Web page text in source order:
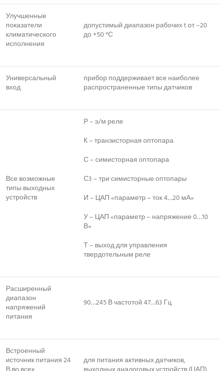
Улучшенные
показатели
климатического
исполнения
допустимый диапазон рабочих t от –20
до +50 °С
Универсальный
вход
прибор поддерживает все наиболее
распространенные типы датчиков
Все возможные
типы выходных
устройств
Р – э/м реле
К – транзисторная оптопара
С – симисторная оптопара
С3 – три симисторные оптопары
И – ЦАП «параметр – ток 4…20 мА»
У – ЦАП «параметр – напряжение 0…10
В»
Т – выход для управления
твердотельным реле
Расширенный
диапазон
напряжений
питания
90…245 В частотой 47…63 Гц
Встроенный
источник питания 24
для питания активных датчиков,